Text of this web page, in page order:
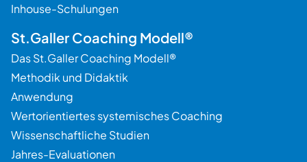
Inhouse-Schulungen
St.Galler Coaching Modell®
Das St.Galler Coaching Modell®
Methodik und Didaktik
Anwendung
Wertorientiertes systemisches Coaching
Wissenschaftliche Studien
Jahres-Evaluationen